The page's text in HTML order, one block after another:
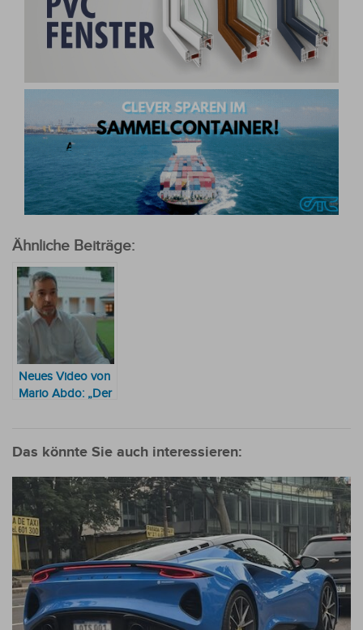
Ähnliche Beiträge:
Neues Video von
Mario Abdo: „Der
sich in den Dienst
Verbrechens
stellen will“
Das könnte Sie auch interessieren: